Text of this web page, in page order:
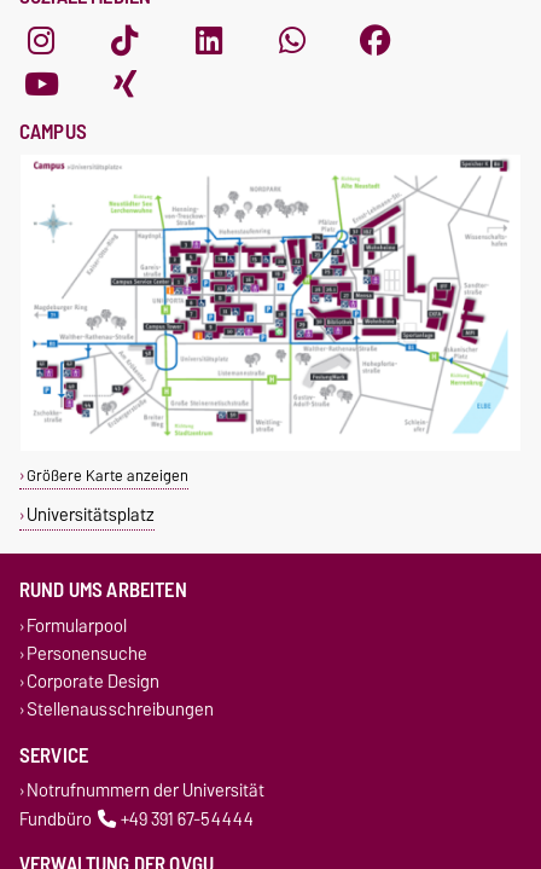
CAMPUS
Größere Karte anzeigen
Universitätsplatz
RUND UMS ARBEITEN
Formularpool
Personensuche
Corporate Design
Stellenausschreibungen
SERVICE
Notrufnummern der Universität
Fundbüro
+49 391 67-54444